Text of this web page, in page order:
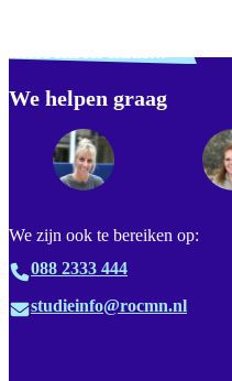
We helpen graag
We zijn ook te bereiken op:
088 2333 444
studieinfo@rocmn.nl
Footer